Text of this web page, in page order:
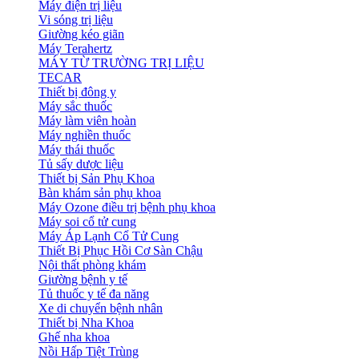
Máy điện trị liệu
Vi sóng trị liệu
Giường kéo giãn
Máy Terahertz
MÁY TỪ TRƯỜNG TRỊ LIỆU
TECAR
Thiết bị đông y
Máy sắc thuốc
Máy làm viên hoàn
Máy nghiền thuốc
Máy thái thuốc
Tủ sấy dược liệu
Thiết bị Sản Phụ Khoa
Bàn khám sản phụ khoa
Máy Ozone điều trị bệnh phụ khoa
Máy soi cổ tử cung
Máy Áp Lạnh Cổ Tử Cung
Thiết Bị Phục Hồi Cơ Sàn Chậu
Nội thất phòng khám
Giường bệnh y tế
Tủ thuốc y tế đa năng
Xe di chuyển bệnh nhân
Thiết bị Nha Khoa
Ghế nha khoa
Nồi Hấp Tiệt Trùng